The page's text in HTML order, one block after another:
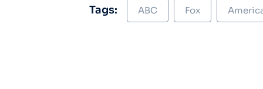
Tags: ABC Fox